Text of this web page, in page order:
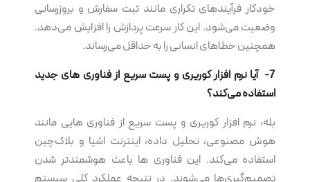
خودکار فرآیندهای تکراری مانند ثبت سفارش و بروزرسانی
وضعیت می‌شود. این کار سرعت پردازش را افزایش می‌دهد.
همچنین خطاهای انسانی را به حداقل می‌رساند.
7- آیا نرم‌ افزار کوریری و پست سریع از فناوری های جدید
استفاده می‌کند؟
بله، نرم‌ افزار کوریری و پست سریع از فناوری هایی مانند
هوش مصنوعی، تحلیل داده، اینترنت اشیا و بلاک‌چین
استفاده می‌کند. این فناوری ها باعث هوشمندتر شدن